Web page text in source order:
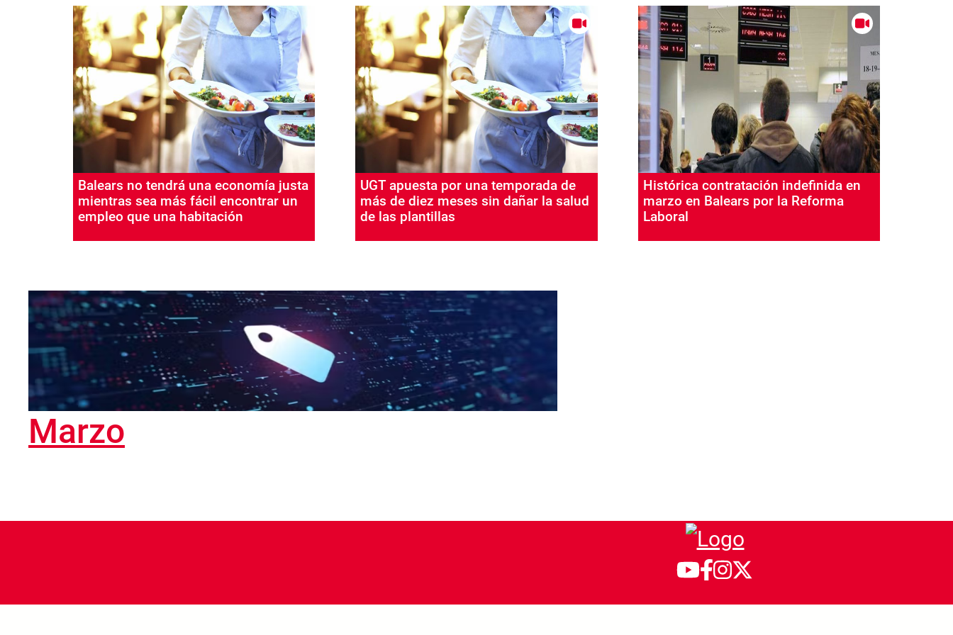
Balears no tendrá una economía justa
mientras sea más fácil encontrar un
empleo que una habitación
UGT apuesta por una temporada de
más de diez meses sin dañar la salud
de las plantillas
Histórica contratación indefinida en
marzo en Balears por la Reforma
Laboral
Marzo